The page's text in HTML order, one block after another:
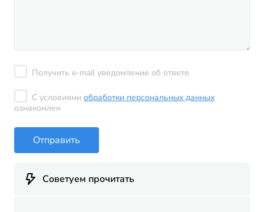
Получить e-mail уведомление об ответе
С условиями обработки персональных данных
ознакомлен
Отправить
Советуем прочитать